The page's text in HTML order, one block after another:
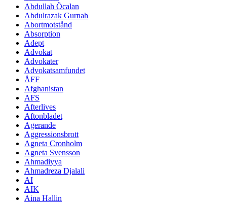
Abdullah Öcalan
Abdulrazak Gurnah
Abortmotstånd
Absorption
Adept
Advokat
Advokater
Advokatsamfundet
ÅFF
Afghanistan
AFS
Afterlives
Aftonbladet
Agerande
Aggressionsbrott
Agneta Cronholm
Agneta Svensson
Ahmadiyya
Ahmadreza Djalali
AI
AIK
Aina Hallin